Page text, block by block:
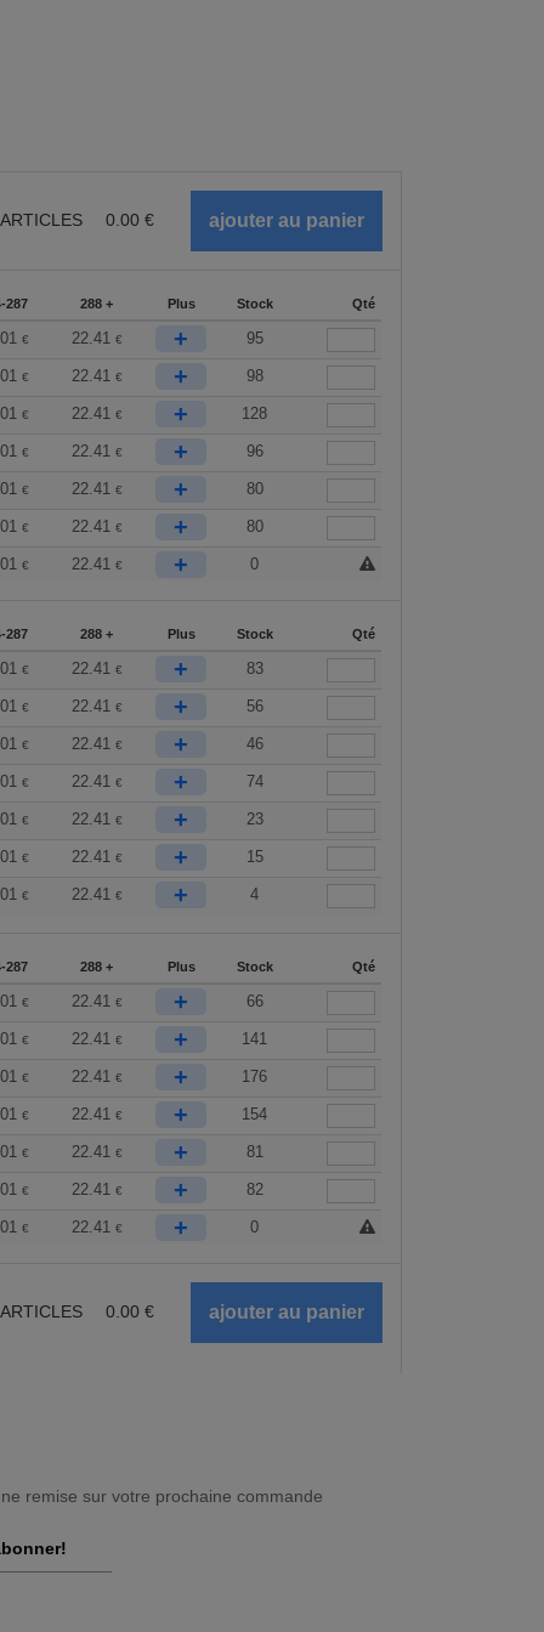
ARTICLES 0.00 €
287 288 + Plus Stock Qté
€ 22.41 € + 95
€ 22.41 € + 98
€ 22.41 € + 128
€ 22.41 € + 96
€ 22.41 € + 80
€ 22.41 € + 80
€ 22.41 € + 0
287 288 + Plus Stock Qté
€ 22.41 € + 83
€ 22.41 € + 56
€ 22.41 € + 46
€ 22.41 € + 74
€ 22.41 € + 23
€ 22.41 € + 15
€ 22.41 € + 4
287 288 + Plus Stock Qté
€ 22.41 € + 66
€ 22.41 € + 141
€ 22.41 € + 176
€ 22.41 € + 154
€ 22.41 € + 81
€ 22.41 € + 82
€ 22.41 € + 0
ARTICLES 0.00 €
remise sur votre prochaine commande